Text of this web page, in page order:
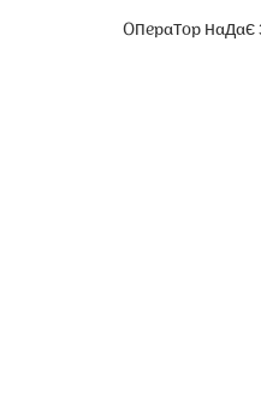
Oпepaтop